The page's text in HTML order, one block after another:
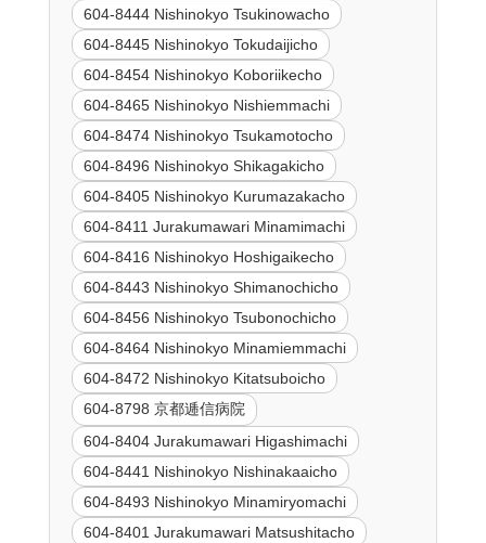
604-8444 Nishinokyo Tsukinowacho
604-8445 Nishinokyo Tokudaijicho
604-8454 Nishinokyo Koboriikecho
604-8465 Nishinokyo Nishiemmachi
604-8474 Nishinokyo Tsukamotocho
604-8496 Nishinokyo Shikagakicho
604-8405 Nishinokyo Kurumazakacho
604-8411 Jurakumawari Minamimachi
604-8416 Nishinokyo Hoshigaikecho
604-8443 Nishinokyo Shimanochicho
604-8456 Nishinokyo Tsubonochicho
604-8464 Nishinokyo Minamiemmachi
604-8472 Nishinokyo Kitatsuboicho
604-8798 京都逓信病院
604-8404 Jurakumawari Higashimachi
604-8441 Nishinokyo Nishinakaaicho
604-8493 Nishinokyo Minamiryomachi
604-8401 Jurakumawari Matsushitacho